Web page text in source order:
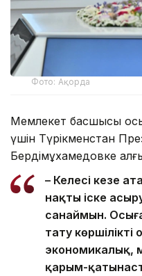
Фото: Ақорда
Мемлекет басшысы
үшін Түрікменстан
Бердімұхамедовке
– Келесі кезең
нақты іске
санаймын.
тату көршілікті
экономикалық,
қарым-